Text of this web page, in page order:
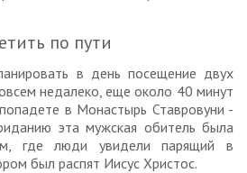
по пути
в день посещение двух
недалеко, еще около 40 минут
в Монастырь Ставровуни -
эта мужская обитель была
где люди увидели парящий в
был распят Иисус Христос.